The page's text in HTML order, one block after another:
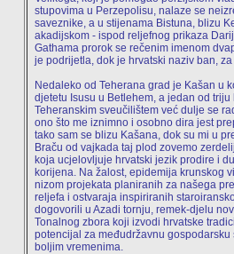
stupovima u Perzepolisu, nalaze se
saveznike, a u stijenama Bistuna, blizu
akadijskom - ispod reljefnog prikaza
Gathama prorok se rečenim imenom
je podrijetla, dok je hrvatski naziv ban,
Nedaleko od Teherana grad je Kašan u
djetetu Isusu u Betlehem, a jedan od
Teheranskim sveučilištem već dulje se
ono što me iznimno i osobno dira jest
tako sam se blizu Kašana, dok su mi u
Braču od vajkada taj plod zovemo
koja ucjelovljuje hrvatski jezik prodire i
korijena. Na žalost, epidemija krunskog
nizom projekata planiranih za našega
reljefa i ostvaraja inspiriranih
dogovorili u Azadi tornju, remek-djelu
Tonalnog zbora koji izvodi hrvatske
potencijal za međudržavnu
boljim vremenima.